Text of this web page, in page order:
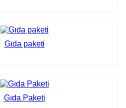
Gıda paketi
Gıda Paketi